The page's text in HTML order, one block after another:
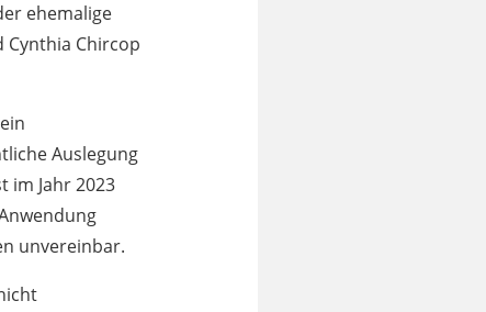
ehemalige
Cynthia Chircop
Auslegung
im Jahr 2023
unvereinbar.